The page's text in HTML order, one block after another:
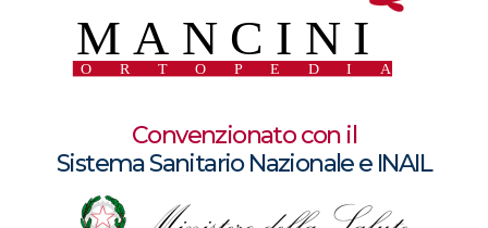
Convenzionato con il
Sistema Sanitario Nazionale e INAIL